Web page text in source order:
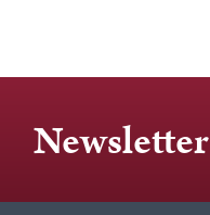
Newsletter